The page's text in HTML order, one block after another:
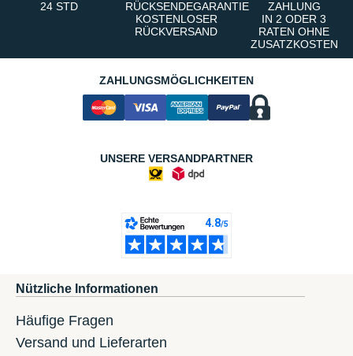
24 STD
RÜCKSENDEGARANTIE
KOSTENLOSER
RÜCKVERSAND
ZAHLUNG
IN 2 ODER 3
RATEN OHNE
ZUSATZKOSTEN
ZAHLUNGSMÖGLICHKEITEN
UNSERE VERSANDPARTNER
Nützliche Informationen
Häufige Fragen
Versand und Lieferarten